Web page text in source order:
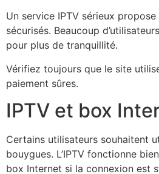
Un service IPTV sérieux
sécurisés. Beaucoup
pour plus de tranquillité.
Vérifiez toujours que le site
paiement sûres.
IPTV et box
Certains utilisateurs souhaitent
bouygues. L’IPTV fonctionne
box Internet si la connexion est